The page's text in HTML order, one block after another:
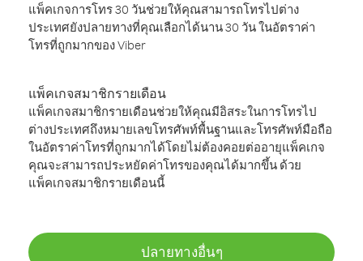
แพ็คเกจการโทร 30 วันช่วยให้คุณสามารถโทรไปต่าง
ประเทศยังปลายทางที่คุณเลือกได้นาน 30 วัน ในอัตราค่า
โทรที่ถูกมากของ Viber
แพ็คเกจสมาชิกรายเดือน
แพ็คเกจสมาชิกรายเดือนช่วยให้คุณมีอิสระในการโทรไป
ต่างประเทศถึงหมายเลขโทรศัพท์พื้นฐานและโทรศัพท์มือถือ
ในอัตราค่าโทรที่ถูกมากได้โดยไม่ต้องคอยต่ออายุแพ็คเกจ
คุณจะสามารถประหยัดค่าโทรของคุณได้มากขึ้น ด้วย
แพ็คเกจสมาชิกรายเดือนนี้
ปลายทางอื่นๆ